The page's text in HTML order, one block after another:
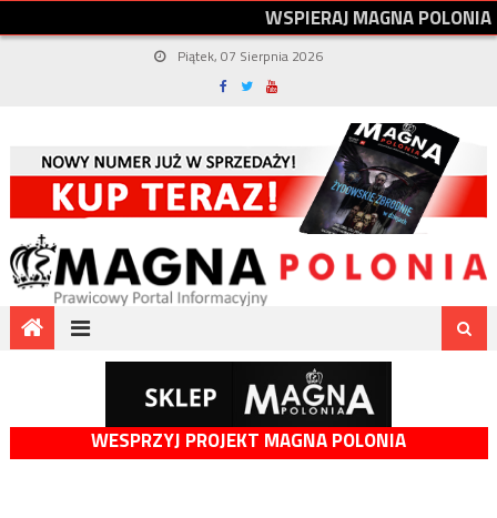
WSPIERAJMAGNAPOLONIA
Piątek, 07 Sierpnia 2026
WESPRZYJ PROJEKT MAGNA POLONIA